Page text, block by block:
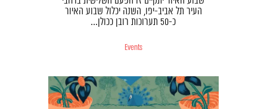
העיר תל אביב-יפו, השנה יכלול שבוע האיור
כ-50 תערוכות רובן ככולן…
Events